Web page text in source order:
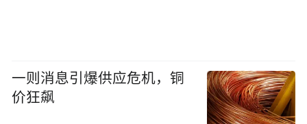
一则消息引爆供应危机，铜
价狂飙